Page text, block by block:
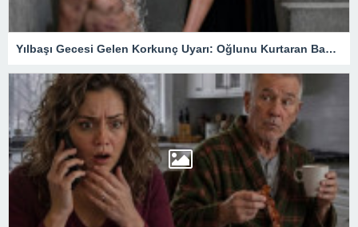
Yılbaşı Gecesi Gelen Korkunç Uyarı: Oğlunu Kurtaran Babanın Büyük Sırrı